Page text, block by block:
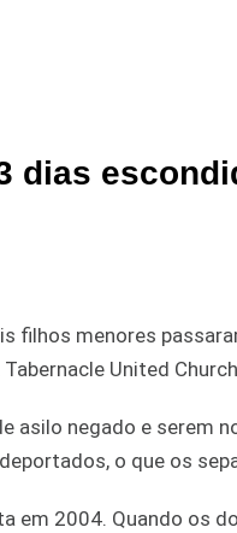
dias
filhos menores
United
asilo negado e serem
o que os
2004. Quando os